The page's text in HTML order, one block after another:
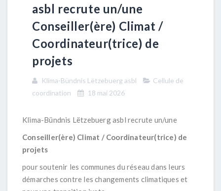
asbl recrute un/une
Conseiller(ère) Climat /
Coordinateur(trice) de
projets
Klima-Bündnis Lëtzebuerg asbl
Cellule de
coordination
18 mai 2026
Klima-Bündnis Lëtzebuerg asbl recrute un/une
Conseiller(ère) Climat / Coordinateur(trice) de
projets
pour soutenir les communes du réseau dans leurs
démarches contre les changements climatiques et